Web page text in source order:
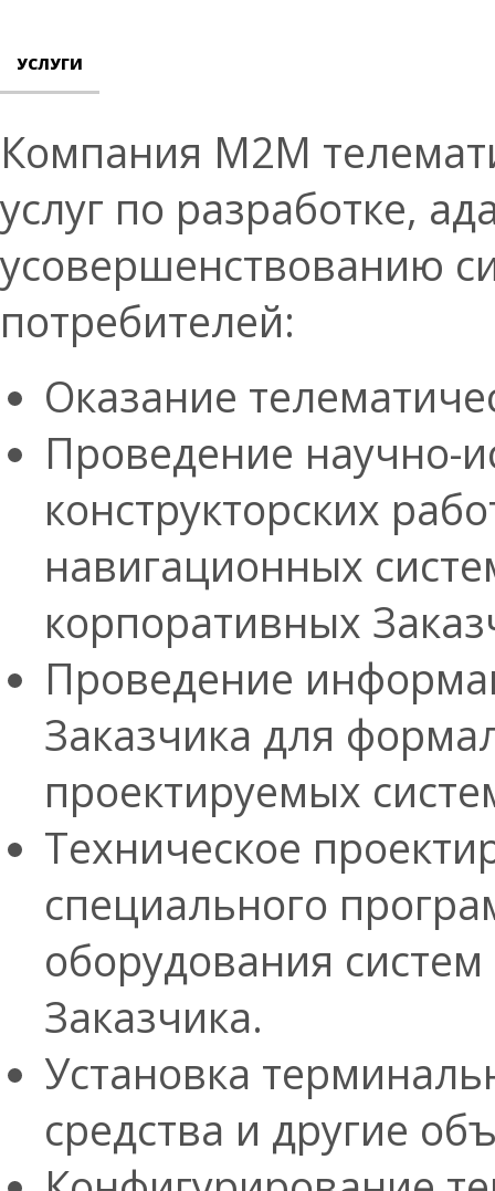
УСЛУГИ
Компания М2М
услуг по разработке,
усовершенствованию
потребителей:
Оказание
Проведение научно-
конструкторских
навигационных
корпоративных
Проведение
Заказчика для
проектируемых
Техническое
специального
оборудования
Заказчика.
Установка
средства и другие